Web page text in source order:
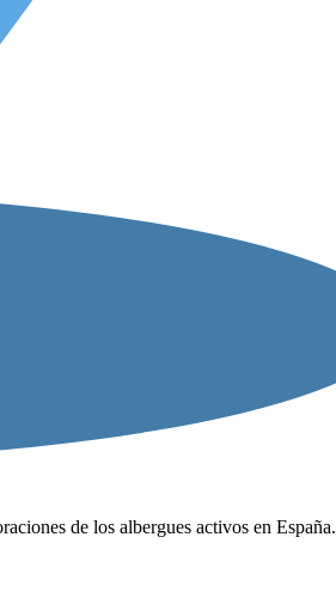
de los albergues activos en España.